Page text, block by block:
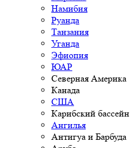
Намибия
Руанда
Танзания
Уганда
Эфиопия
ЮАР
Северная Америка
Канада
США
Карибский бассейн
Ангилья
Антигуа и Барбуда